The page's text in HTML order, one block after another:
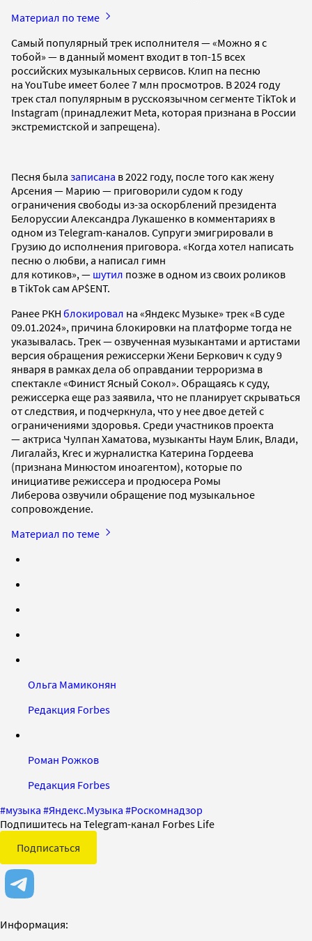
Материал по теме
Самый популярный трек исполнителя — «Можно я с
тобой» — в данный момент входит в топ-15 всех
российских музыкальных сервисов. Клип на песню
на YouTube имеет более 7 млн просмотров. В 2024 году
трек стал популярным в русскоязычном сегменте TikTok и
Instagram (принадлежит Meta, которая признана в России
экстремистской и запрещена).
Песня была записана в 2022 году, после того как жену
Арсения — Марию — приговорили судом к году
ограничения свободы из-за оскорблений президента
Белоруссии Александра Лукашенко в комментариях в
одном из Telegram-каналов. Супруги эмигрировали в
Грузию до исполнения приговора. «Когда хотел написать
песню о любви, а написал гимн
для котиков», — шутил позже в одном из своих роликов
в TikTok сам AP$ENT.
Ранее РКН блокировал на «Яндекс Музыке» трек «В суде
09.01.2024», причина блокировки на платформе тогда не
указывалась. Трек — озвученная музыкантами и артистами
версия обращения режиссерки Жени Беркович к суду 9
января в рамках дела об оправдании терроризма в
спектакле «Финист Ясный Сокол». Обращаясь к суду,
режиссерка еще раз заявила, что не планирует скрываться
от следствия, и подчеркнула, что у нее двое детей с
ограничениями здоровья. Среди участников проекта
— актриса Чулпан Хаматова, музыканты Наум Блик, Влади,
Лигалайз, Krec и журналистка Катерина Гордеева
(признана Минюстом иноагентом), которые по
инициативе режиссера и продюсера Ромы
Либерова озвучили обращение под музыкальное
сопровождение.
Материал по теме
Ольга Мамиконян
Редакция Forbes
Роман Рожков
Редакция Forbes
#музыка #Яндекс.Музыка #Роскомнадзор
Подпишитесь на Telegram-канал Forbes Life
Подписаться
Информация: